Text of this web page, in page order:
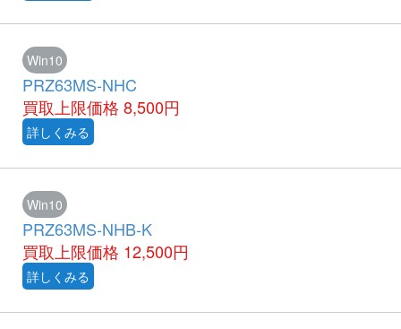
Win10
PRZ63MS-NHC
買取上限価格 8,500円
詳しくみる
Win10
PRZ63MS-NHB-K
買取上限価格 12,500円
詳しくみる